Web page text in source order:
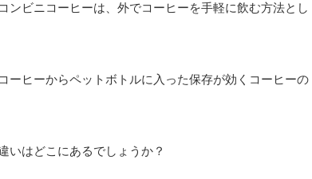
ビニコーヒーは、外でコーヒーを手軽に飲む方法とし
ーヒーからペットボトルに入った保存が効くコーヒーの
いはどこにあるでしょうか？